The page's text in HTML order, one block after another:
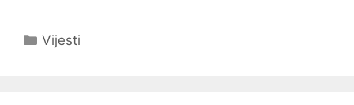
Kategorije
Vijesti